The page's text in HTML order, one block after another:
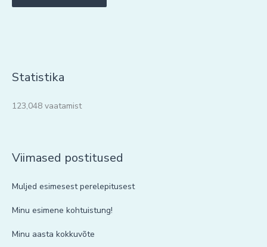
Statistika
123,048 vaatamist
Viimased postitused
Muljed esimesest perelepitusest
Minu esimene kohtuistung!
Minu aasta kokkuvõte